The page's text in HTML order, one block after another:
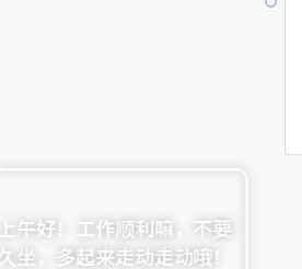
午好！工作顺利嘛，不要
坐，多起来走动走动哦！